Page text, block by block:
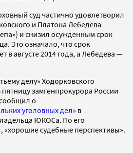
суд частично удовлетворил
и Платона Лебедева
и снизил осужденным срок
Это означало, что срок
в августе 2014 года, а Лебедева —
делу» Ходорковского
пятницу замгенпрокурора России
о
уголовных дел» в
ЮКОСа. По его
«хорошие судебные перспективы».